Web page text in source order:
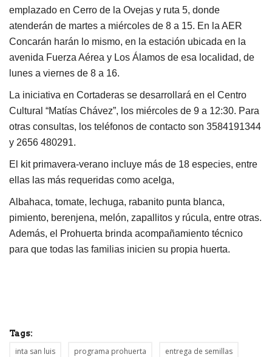
emplazado en Cerro de la Ovejas y ruta 5, donde
atenderán de martes a miércoles de 8 a 15. En la AER
Concarán harán lo mismo, en la estación ubicada en la
avenida Fuerza Aérea y Los Álamos de esa localidad, de
lunes a viernes de 8 a 16.
La iniciativa en Cortaderas se desarrollará en el Centro
Cultural “Matías Chávez”, los miércoles de 9 a 12:30. Para
otras consultas, los teléfonos de contacto son 3584191344
y 2656 480291.
El kit primavera-verano incluye más de 18 especies, entre
ellas las más requeridas como acelga,
Albahaca, tomate, lechuga, rabanito punta blanca,
pimiento, berenjena, melón, zapallitos y rúcula, entre otras.
Además, el Prohuerta brinda acompañamiento técnico
para que todas las familias inicien su propia huerta.
Tags:
inta san luis programa prohuerta entrega de semillas